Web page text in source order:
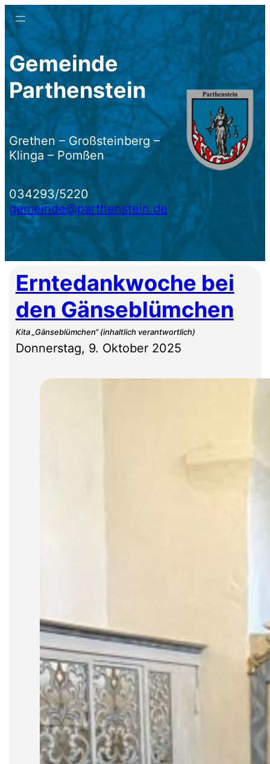
Zum
Inhalt
springen
Gemeinde
Parthenstein
Grethen – Großsteinberg –
Klinga – Pomßen
034293/5220
gemeinde@parthenstein.de
Erntedankwoche bei
den Gänseblümchen
Kita „Gänseblümchen“ (inhaltlich verantwortlich)
Donnerstag, 9. Oktober 2025